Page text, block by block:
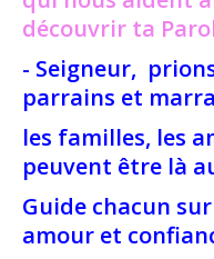
découvrir ta
- Seigneur,
parrains et
les familles, les
peuvent être là
Guide chacun
amour et